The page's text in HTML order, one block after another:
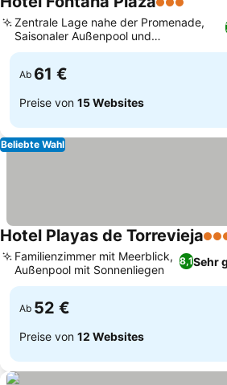
3 Sterne
Zentrale Lage nahe der Promenade,
Saisonaler Außenpool und
Sonnenterrasse
Ab 61 €
Preise von 15 Websites
Beliebte Wahl
Hotel Playas de Torrevieja3
8,1Sehr
Familienzimmer mit Meerblick,
Außenpool mit Sonnenliegen
Ab 52 €
Preise von 12 Websites